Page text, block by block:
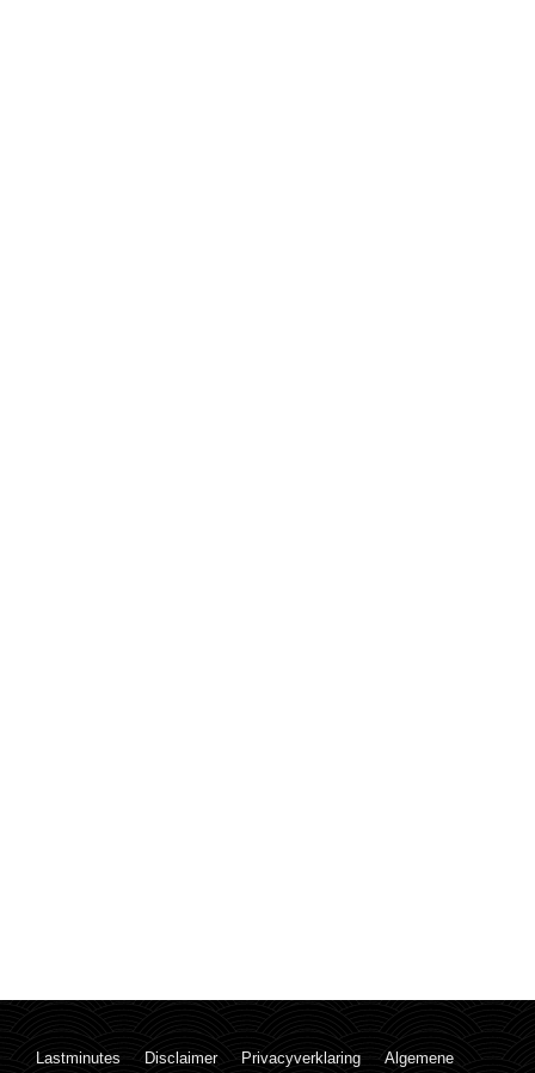
Lastminutes Disclaimer Privacyverklaring
Algemene